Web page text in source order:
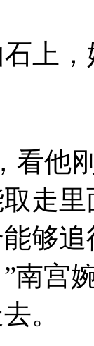
上，
他
走
够
南宫
。